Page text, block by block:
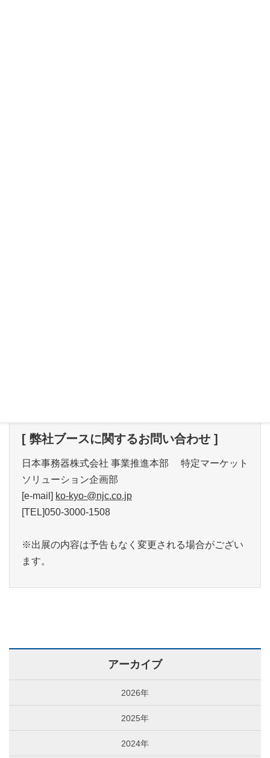
[ 弊社ブースに関するお問い合わせ ]
日本事務器株式会社 事業推進本部 特定マーケット
ソリューション企画部
[e-mail]
ko-kyo-@njc.co.jp
[TEL]050-3000-1508
※出展の内容は予告もなく変更される場合がござい
ます。
アーカイブ
2026年
2025年
2024年